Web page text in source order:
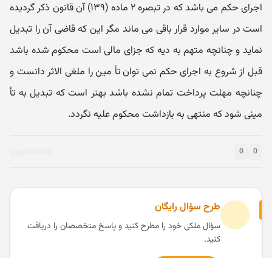
اجرای حکم می باشد که در تبصره ۲ ماده (۱۳۹) آن قانون ذکر گردیده
است در سایر موارد قرار باقی می ماند مگر این که قاضی آن را تبدیل
نماید و چنانچه متهم به دیه که جزای مالی است محکوم شده باشد
قبل از شروع به اجرای حکم نمی توان تأ مین را ملغی الاثر دانست و
چنانچه مهلت پرداخت تمام نشده باشد بهتر است که تبدیل به تأ
مینی شود که منتهی به بازداشت محکوم علیه نگردد.
0
0
طرح سؤال رایگان
سؤال ملکی خود را مطرح کنید و پاسخ متخصصان را دریافت
کنید.